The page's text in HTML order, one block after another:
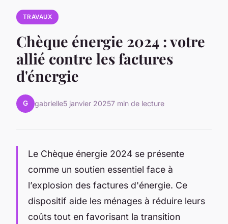
TRAVAUX
Chèque énergie 2024 : votre
allié contre les factures
d'énergie
G gabrielle5 janvier 20257 min de lecture
Le Chèque énergie 2024 se présente
comme un soutien essentiel face à
l’explosion des factures d'énergie. Ce
dispositif aide les ménages à réduire leurs
coûts tout en favorisant la transition